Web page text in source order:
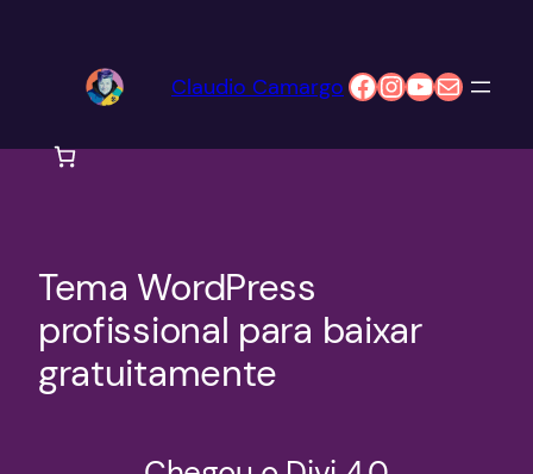
Claudio Camargo Facebook
Instagram
Youtube
E-mail
Tema WordPress
profissional para baixar
gratuitamente